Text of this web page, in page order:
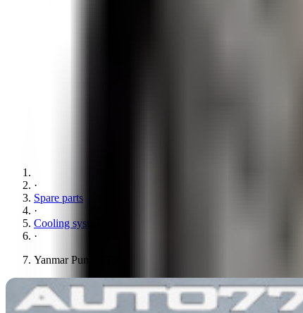
·
Spare parts
·
Cooling system
·
Yanmar Pump 3TN75 /3TNC78E/ 3TNC80/ 3TNE82A